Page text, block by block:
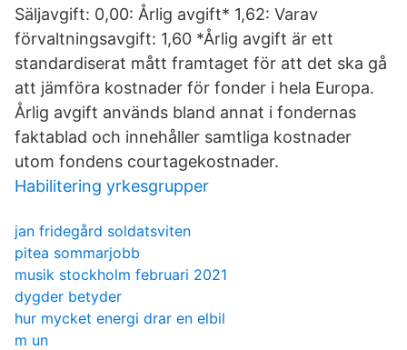
Säljavgift: 0,00: Årlig avgift* 1,62: Varav
förvaltningsavgift: 1,60 *Årlig avgift är ett
standardiserat mått framtaget för att det ska gå
att jämföra kostnader för fonder i hela Europa.
Årlig avgift används bland annat i fondernas
faktablad och innehåller samtliga kostnader
utom fondens courtagekostnader.
Habilitering yrkesgrupper
jan fridegård soldatsviten
pitea sommarjobb
musik stockholm februari 2021
dygder betyder
hur mycket energi drar en elbil
m un